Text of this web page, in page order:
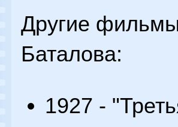
Другие
Баталова:
1927 -